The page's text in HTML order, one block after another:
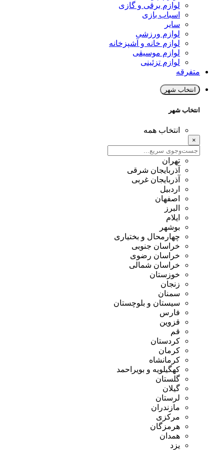
لوازم برقی و گازی
اسباب بازی
سایر
لوازم ورزشی
لوازم خانه و آشپزخانه
لوازم موسیقی
لوازم تزئینی
متفرقه
انتخاب شهر
انتخاب شهر
انتخاب همه
تهران
آذربایجان شرقی
آذربایجان غربی
اردبیل
اصفهان
البرز
ایلام
بوشهر
چهارمحال و بختیاری
خراسان جنوبی
خراسان رضوی
خراسان شمالی
خوزستان
زنجان
سمنان
سیستان و بلوچستان
فارس
قزوین
قم
کردستان
کرمان
کرمانشاه
کهگیلویه و بویراحمد
گلستان
گیلان
لرستان
مازندران
مرکزی
هرمزگان
همدان
یزد